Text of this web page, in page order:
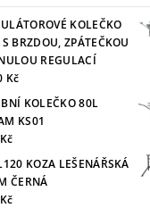
KOLEČKO
S BRZDOU, ZPÁTEČKOU
REGULACÍ
Kč
KOLEČKO 80L
KS01
KOZA LEŠENÁŘSKÁ
ČERNÁ